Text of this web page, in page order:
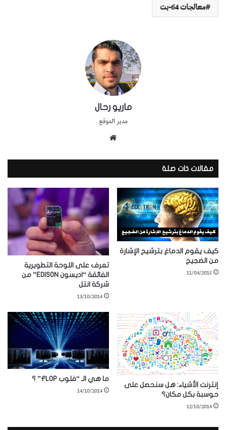
معالجات 64-بت
ماريو رحال
مدير الموقع
مقالات ذات صلة
كيف يقوم الدماغ بترشيح الإشارة
من الضجيج
11/04/2015
تعرف على اللوحة التطويرية
الفائقة “اديسون EDISON” من
شركة انتل
13/10/2014
إنترنت الأشياء: هل سنحصل على
حوسبة بكل مكان؟
12/10/2014
ما هي الـ “فلوب FLOP” ؟
14/10/2014